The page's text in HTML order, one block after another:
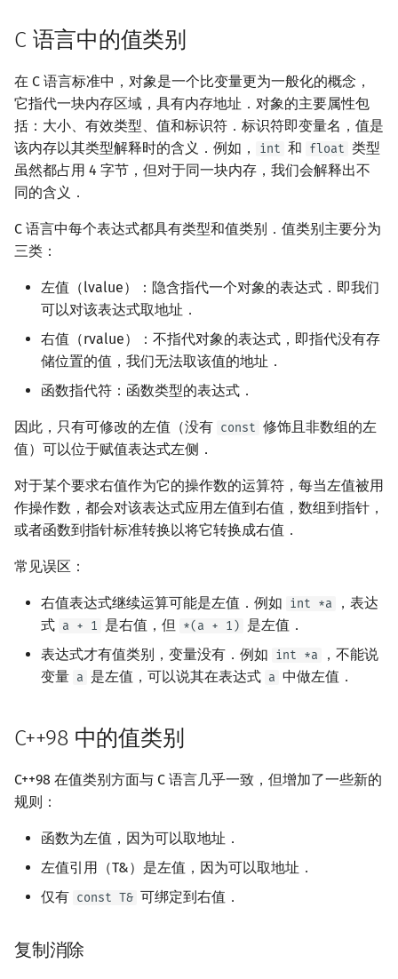
莫比乌斯反演
杜教筛
Powerful Number 筛
类欧几里德算法
Meissel–Lehmer 算法
连分数
Stern–Brocot 树与 Farey
Pell 方程
拟阵
Berlekamp–Massey 算法
PQ 树
手指树
霍夫曼树
图的着色
网络流
图的匹配
Prüfer 序列
LGV 引理
最大团搜索算法
支配树
图上随机游走
C 语言中的值类别
在 C 语言标准中，对象是一个比变量更为一般化的概念，
它指代一块内存区域，具有内存地址．对象的主要属性包
括：大小、有效类型、值和标识符．标识符即变量名，值是
该内存以其类型解释时的含义．例如，
int 和 float 类型
虽然都占用 4 字节，但对于同一块内存，我们会解释出不
同的含义．
C 语言中每个表达式都具有类型和值类别．值类别主要分为
三类：
左值（lvalue）：隐含指代一个对象的表达式．即我们
可以对该表达式取地址．
右值（rvalue）：不指代对象的表达式，即指代没有存
储位置的值，我们无法取该值的地址．
函数指代符：函数类型的表达式．
因此，只有可修改的左值（没有 const 修饰且非数组的左
值）可以位于赋值表达式左侧．
对于某个要求右值作为它的操作数的运算符，每当左值被用
作操作数，都会对该表达式应用左值到右值，数组到指针，
或者函数到指针标准转换以将它转换成右值．
常见误区：
右值表达式继续运算可能是左值．例如 int *a
，表达
式 a + 1 是右值，但 *(a + 1) 是左值．
表达式才有值类别，变量没有．例如 int *a
，不能说
变量 a 是左值，可以说其在表达式 a 中做左值．
C++98 中的值类别
C++98 在值类别方面与 C 语言几乎一致，但增加了一些新的
规则：
函数为左值，因为可以取地址．
左值引用（T&）是左值，因为可以取地址．
仅有 const T& 可绑定到右值．
复制消除